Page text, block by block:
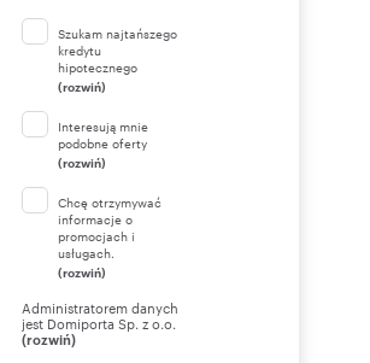
Szukam najtańszego
kredytu
hipotecznego
(rozwiń)
Interesują mnie
podobne oferty
(rozwiń)
Chcę otrzymywać
informacje o
promocjach i
usługach.
(rozwiń)
Administratorem danych
jest Domiporta Sp. z o.o.
(rozwiń)